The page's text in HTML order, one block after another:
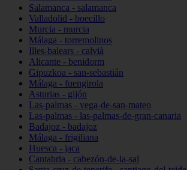
Salamanca - salamanca
Valladolid - boecillo
Murcia - murcia
Málaga - torremolinos
Illes-balears - calvià
Alicante - benidorm
Gipuzkoa - san-sebastián
Málaga - fuengirola
Asturias - gijón
Las-palmas - vega-de-san-mateo
Las-palmas - las-palmas-de-gran-canaria
Badajoz - badajoz
Málaga - frigiliana
Huesca - jaca
Cantabria - cabezón-de-la-sal